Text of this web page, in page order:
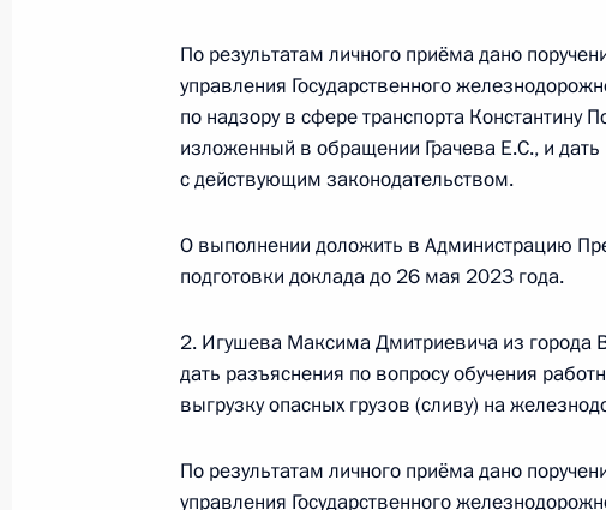
20 ноября 2025 года, 16:43
18 ноября 2025 года, вторник
О ходе исполнения поручения, данного
конференц-связи жителя Московской
Российской Федерации по внутренней
Президента Российской Федерации по
2019 года
По результатам личного приёма дано
управления Государственного
по надзору в сфере транспорта Константину
изложенный в обращении Грачева Е.С., и дать
с действующим законодательством.
О выполнении доложить в Администрацию
подготовки доклада до 26 мая 2023 года.
2. Игушева Максима Дмитриевича из города
дать разъяснения по вопросу обучения
выгрузку опасных грузов (сливу) на
По результатам личного приёма дано
управления Государственного